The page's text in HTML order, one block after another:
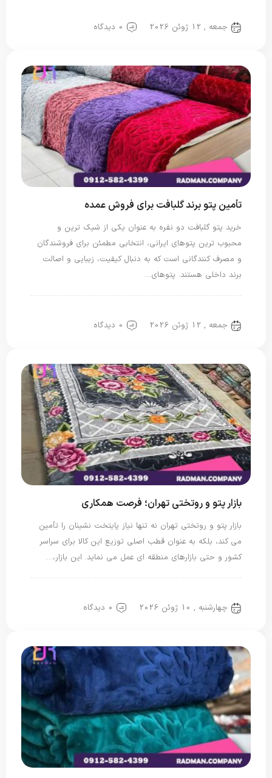
جمعه , 12 ژوئن 2026 0 دیدگاه
تأمین پتو برند گلبافت برای فروش عمده
خرید پتو گلبافت دو نفره به عنوان یکی از شیک ترین و
محبوب ترین پتوهای ایرانی، انتخابی مطمئن برای فروشندگان
و مصرف کنندگانی است که به دنبال کیفیت، زیبایی و اصالت
برند داخلی هستند. پتوهای…
جمعه , 12 ژوئن 2026 0 دیدگاه
بازار پتو و روتختی تهران؛ فرصت همکاری
بازار پتو و روتختی تهران نه تنها نیاز پایتخت نشینان را تأمین
می کند، بلکه به عنوان قطب اصلی توزیع این کالا برای سراسر
کشور و حتی بازارهای منطقه ای عمل می نماید. این بازار،…
چهارشنبه , 10 ژوئن 2026 0 دیدگاه